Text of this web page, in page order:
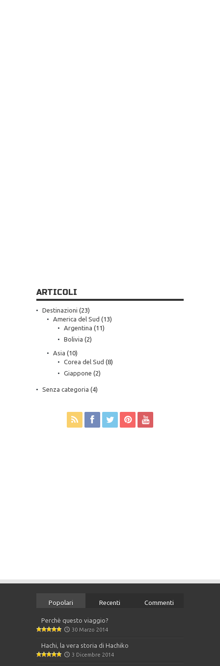
ARTICOLI
Destinazioni (23)
America del Sud (13)
Argentina (11)
Bolivia (2)
Asia (10)
Corea del Sud (8)
Giappone (2)
Senza categoria (4)
Popolari Recenti Commenti
Perchè questo viaggio?
30 Marzo 2014
Hachi, la vera storia di Hachiko
3 Dicembre 2014